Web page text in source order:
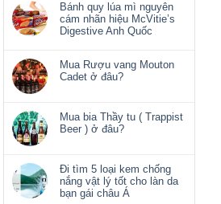
Bánh quy lúa mì nguyên
cám nhãn hiệu McVitie’s
Digestive Anh Quốc
Mua Rượu vang Mouton
Cadet ở đâu?
Mua bia Thầy tu ( Trappist
Beer ) ở đâu?
Đi tìm 5 loại kem chống
nắng vật lý tốt cho làn da
bạn gái châu Á